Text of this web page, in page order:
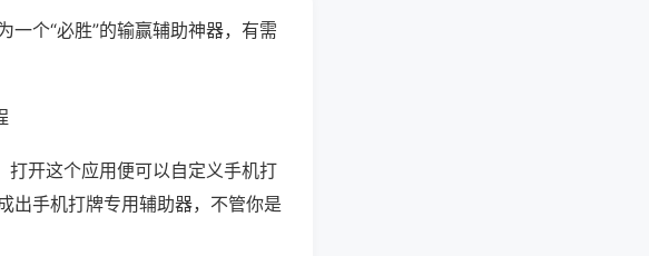
个“必胜”的输赢辅助神器，有需
打开这个应用便可以自定义手机打
出手机打牌专用辅助器，不管你是